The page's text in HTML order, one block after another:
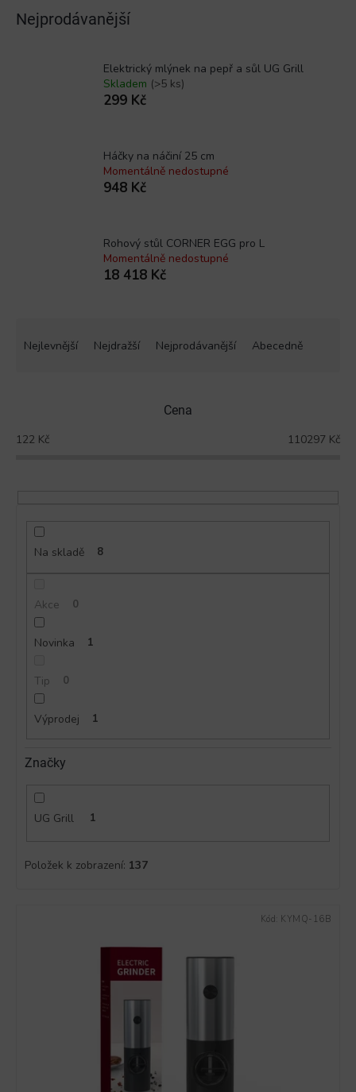
Nejprodávanější
Elektrický mlýnek na pepř a sůl UG Grill
Skladem (>5 ks)
299 Kč
Háčky na náčiní 25 cm
Momentálně nedostupné
948 Kč
Rohový stůl CORNER EGG pro L
Momentálně nedostupné
18 418 Kč
p
r
Nejlevnější Nejdražší Nejprodávanější Abecedně
Cena
122 Kč 110297 Kč
Na skladě 8
Akce 0
Novinka 1
Tip 0
Výprodej 1
Značky
UG Grill 1
Položek k zobrazení: 137
Kód: KYMQ-16B